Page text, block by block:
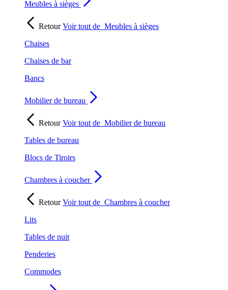
Meubles à sièges
RetourVoir tout de Meubles à sièges
Chaises
Chaises de bar
Bancs
Mobilier de bureau
RetourVoir tout de Mobilier de bureau
Tables de bureau
Blocs de Tiroirs
Chambres à coucher
RetourVoir tout de Chambres à coucher
Lits
Tables de nuit
Penderies
Commodes